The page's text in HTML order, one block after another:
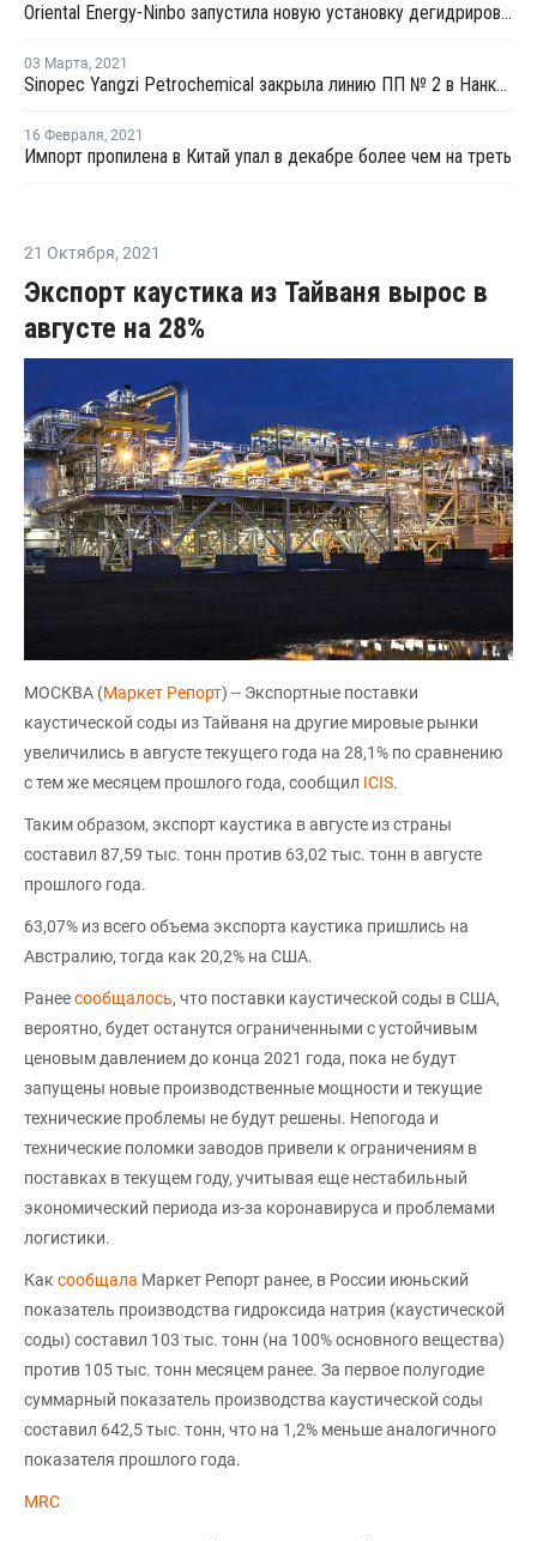
Oriental Energy-Ninbo запустила новую установку дегидрирования пропана в Нинбо
03 Марта, 2021
Sinopec Yangzi Petrochemical закрыла линию ПП № 2 в Нанкине на плановый ремонт
16 Февраля, 2021
Импорт пропилена в Китай упал в декабре более чем на треть
21 Октября, 2021
Экспорт каустика из Тайваня вырос в
августе на 28%
МОСКВА (Маркет Репорт) -- Экспортные поставки
каустической соды из Тайваня на другие мировые рынки
увеличились в августе текущего года на 28,1% по сравнению
с тем же месяцем прошлого года, сообщил ICIS.
Таким образом, экспорт каустика в августе из страны
составил 87,59 тыс. тонн против 63,02 тыс. тонн в августе
прошлого года.
63,07% из всего объема экспорта каустика пришлись на
Австралию, тогда как 20,2% на США.
Ранеесообщалось, что поставки каустической соды в США,
вероятно, будет останутся ограниченными с устойчивым
ценовым давлением до конца 2021 года, пока не будут
запущены новые производственные мощности и текущие
технические проблемы не будут решены. Непогода и
технические поломки заводов привели к ограничениям в
поставках в текущем году, учитывая еще нестабильный
экономический периода из-за коронавируса и проблемами
логистики.
Как сообщала Маркет Репорт ранее, в России июньский
показатель производства гидроксида натрия (каустической
соды) составил 103 тыс. тонн (на 100% основного вещества)
против 105 тыс. тонн месяцем ранее. За первое полугодие
суммарный показатель производства каустической соды
составил 642,5 тыс. тонн, что на 1,2% меньше аналогичного
показателя прошлого года.
MRC